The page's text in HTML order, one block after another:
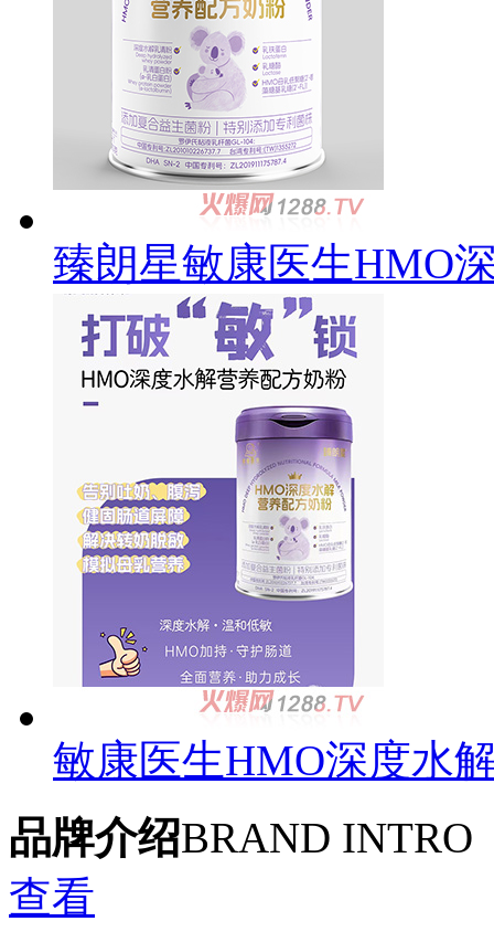
臻朗星敏康医生HMO
敏康医生HMO深度水
品牌介绍BRAND INTRO
查看